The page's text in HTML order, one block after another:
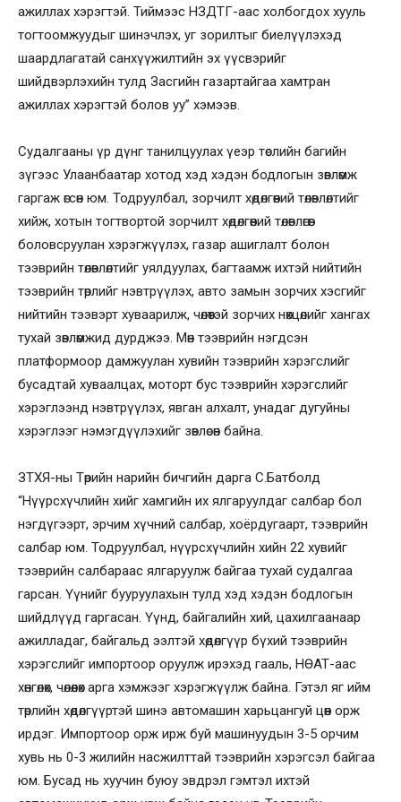
ажиллах хэрэгтэй. Тиймээс НЗДТГ-аас холбогдох хууль
тогтоомжуудыг шинэчлэх, уг зорилтыг биелүүлэхэд
шаардлагатай санхүүжилтийн эх үүсвэрийг
шийдвэрлэхийн тулд Засгийн газартайгаа хамтран
ажиллах хэрэгтэй болов уу” хэмээв.
Судалгааны үр дүнг танилцуулах үеэр төслийн багийн
зүгээс Улаанбаатар хотод хэд хэдэн бодлогын зөвлөмж
гаргаж өгсөн юм. Тодруулбал, зорчилт хөдөлгөөний төлөвлөлтийг
хийж, хотын тогтвортой зорчилт хөдөлгөөний төлөвлөгөөг
боловсруулан хэрэгжүүлэх, газар ашиглалт болон
тээврийн төлөвлөлтийг уялдуулах, багтаамж ихтэй нийтийн
тээврийн төрлийг нэвтрүүлэх, авто замын зорчих хэсгийг
нийтийн тээвэрт хуваарилж, чөлөөтэй зорчих нөхцөлийг хангах
тухай зөвлөмжид дурджээ. Мөн тээврийн нэгдсэн
платформоор дамжуулан хувийн тээврийн хэрэгслийг
бусадтай хуваалцах, моторт бус тээврийн хэрэгслийг
хэрэглээнд нэвтрүүлэх, явган алхалт, унадаг дугуйны
хэрэглээг нэмэгдүүлэхийг зөвлөсөн байна.
ЗТХЯ-ны Төрийн нарийн бичгийн дарга С.Батболд
“Нүүрсхүчлийн хийг хамгийн их ялгаруулдаг салбар бол
нэгдүгээрт, эрчим хүчний салбар, хоёрдугаарт, тээврийн
салбар юм. Тодруулбал, нүүрсхүчлийн хийн 22 хувийг
тээврийн салбараас ялгаруулж байгаа тухай судалгаа
гарсан. Үүнийг бууруулахын тулд хэд хэдэн бодлогын
шийдлүүд гаргасан. Үүнд, байгалийн хий, цахилгаанаар
ажилладаг, байгальд ээлтэй хөдөлгүүр бүхий тээврийн
хэрэгслийг импортоор оруулж ирэхэд гааль, НӨАТ-аас
хөнгөлөх, чөлөөлөх арга хэмжээг хэрэгжүүлж байна. Гэтэл яг ийм
төрлийн хөдөлгүүртэй шинэ автомашин харьцангуй цөөн орж
ирдэг. Импортоор орж ирж буй машинуудын 3-5 орчим
хувь нь 0-3 жилийн насжилттай тээврийн хэрэгсэл байгаа
юм. Бусад нь хуучин буюу эвдрэл гэмтэл ихтэй